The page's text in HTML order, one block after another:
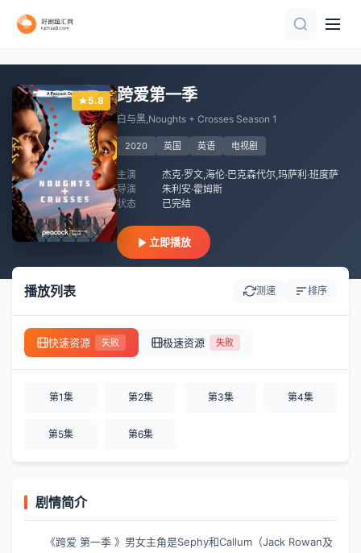
5.8 跨爱第一季
白与黑,Noughts + Crosses Season 1
2020 英国 英语 电视剧
主演
杰克·罗文,海伦·巴克森代尔,玛萨利·班度萨
导演
朱利安·霍姆斯
状态
已完结
立即播放
播放列表 测速 排序
快速资源 失败 极速资源 失败
第1集 第2集 第3集 第4集
第5集 第6集
剧情简介
《跨爱 第一季 》男女主角是Sephy和Callum（Jack Rowan及
全集
已完结
全集
第1集
全集
全集
全集
全集
全集
全集